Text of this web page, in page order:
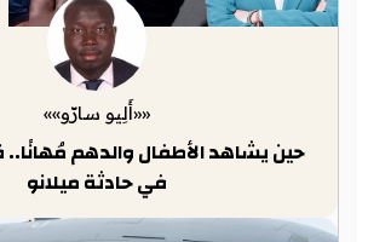
««أَلِيو سارّو»»
حين يشاهد الأطفال والدهم مُهانًا..
في حادثة ميلانو